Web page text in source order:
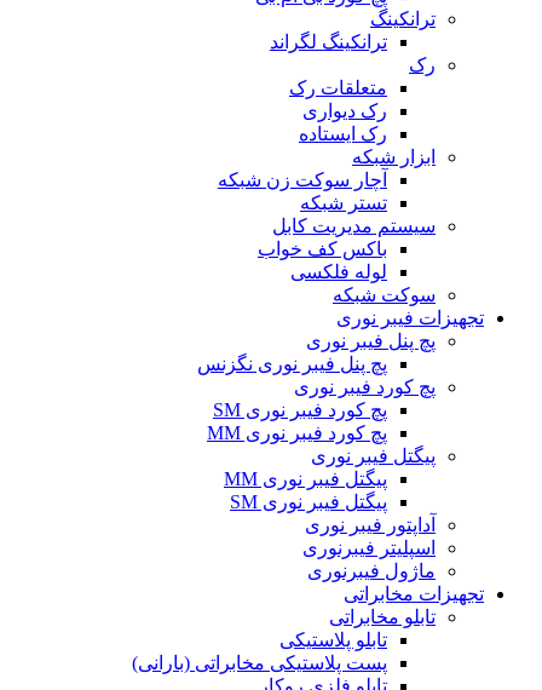
ترانکینگ
ترانکینگ لگراند
رک
متعلقات رک
رک دیواری
رک ایستاده
ابزار شبکه
آچار سوکت زن شبکه
تستر شبکه
سیستم مدیریت کابل
باکس کف خواب
لوله فلکسی
سوکت شبکه
تجهیزات فیبر نوری
پچ پنل فیبر نوری
پچ پنل فیبر نوری نگزنس
پچ کورد فیبر نوری
پچ کورد فیبر نوری SM
پچ کورد فیبر نوری MM
پیگتل فیبر نوری
پیگتل فیبر نوری MM
پیگتل فیبر نوری SM
آداپتور فیبر نوری
اسپلیتر فیبرنوری
ماژول فیبرنوری
تجهیزات مخابراتی
تابلو مخابراتی
تابلو پلاستیکی
پست پلاستیکی مخابراتی (بارانی)